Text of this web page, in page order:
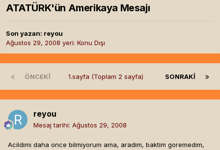
ATATÜRK'ün Amerikaya Mesajı
Son yazan: reyou
Ağustos 29, 2008 yeri: Konu Dışı
ÖNCEKI SONRAKI
1.sayfa (Toplam 2 sayfa)
reyou
Mesaj tarihi: Ağustos 29, 2008
Acildimi daha once bilmiyorum ama, aradim, baktim goremedim,